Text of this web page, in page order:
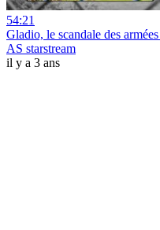
54:21
Gladio, le scandale des
AS starstream
il y a 3 ans